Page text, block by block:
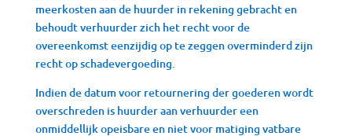
meerkosten aan de huurder in rekening gebracht en
behoudt verhuurder zich het recht voor de
overeenkomst eenzijdig op te zeggen overminderd zijn
recht op schadevergoeding.
Indien de datum voor retournering der goederen wordt
overschreden is huurder aan verhuurder een
onmiddellijk opeisbare en niet voor matiging vatbare